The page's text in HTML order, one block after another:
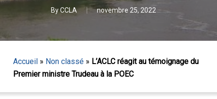
ByCCLA novembre 25, 2022
Accueil» Non classé» L’ACLC réagit au témoignage du
Premier ministre Trudeau à la POEC